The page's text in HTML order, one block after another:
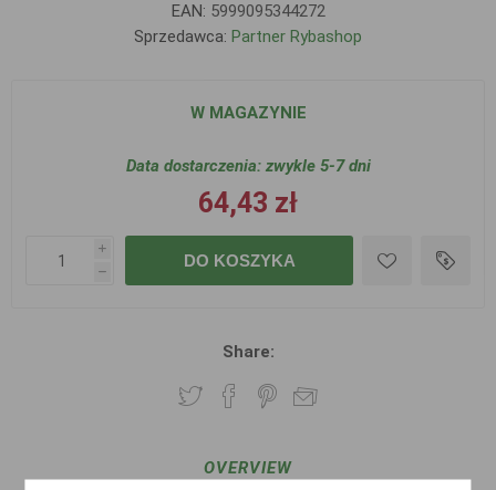
EAN: 5999095344272
Sprzedawca: Partner Rybashop
W MAGAZYNIE
Data dostarczenia: zwykle 5-7 dni
64,43 zł
i
h
DO KOSZYKA
Share:
OVERVIEW